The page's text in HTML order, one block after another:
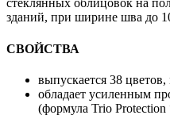
стеклянных облицовок на
зданий, при ширине шва до
СВОЙСТВА
выпускается 38
обладает усиленным
(формула Trio Protection